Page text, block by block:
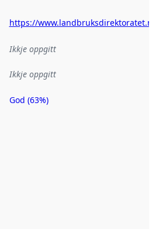
https://www.landbruksdirektoratet.no
Ikkje oppgitt
Ikkje oppgitt
Metadatakvalitet
God (63%)